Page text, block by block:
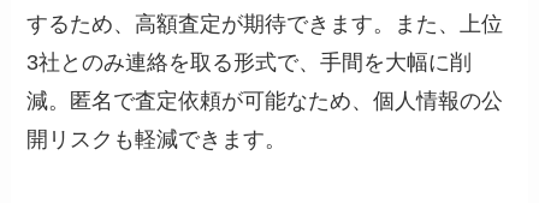
するため、高額査定が期待できます。また、上位
3社とのみ連絡を取る形式で、手間を大幅に削
減。匿名で査定依頼が可能なため、個人情報の公
開リスクも軽減できます。